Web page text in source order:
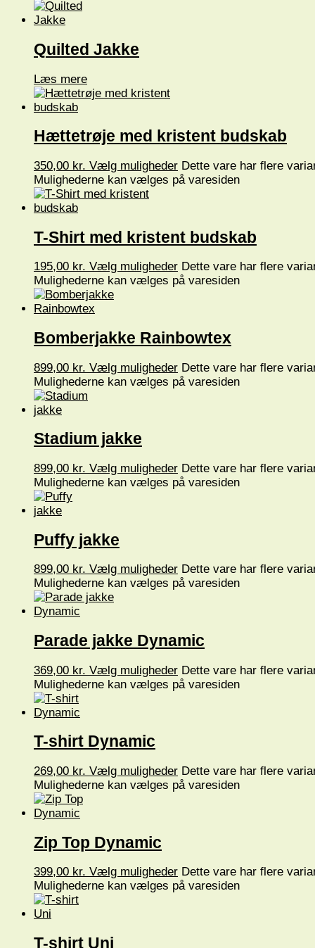
Quilted Jakke
Læs mere
Hættetrøje med kristent budskab
350,00 kr. Vælg muligheder Dette vare har flere
Mulighederne kan vælges på varesiden
T-Shirt med kristent budskab
195,00 kr. Vælg muligheder Dette vare har flere
Mulighederne kan vælges på varesiden
Bomberjakke Rainbowtex
899,00 kr. Vælg muligheder Dette vare har flere
Mulighederne kan vælges på varesiden
Stadium jakke
899,00 kr. Vælg muligheder Dette vare har flere
Mulighederne kan vælges på varesiden
Puffy jakke
899,00 kr. Vælg muligheder Dette vare har flere
Mulighederne kan vælges på varesiden
Parade jakke Dynamic
369,00 kr. Vælg muligheder Dette vare har flere
Mulighederne kan vælges på varesiden
T-shirt Dynamic
269,00 kr. Vælg muligheder Dette vare har flere
Mulighederne kan vælges på varesiden
Zip Top Dynamic
399,00 kr. Vælg muligheder Dette vare har flere
Mulighederne kan vælges på varesiden
T-shirt Uni